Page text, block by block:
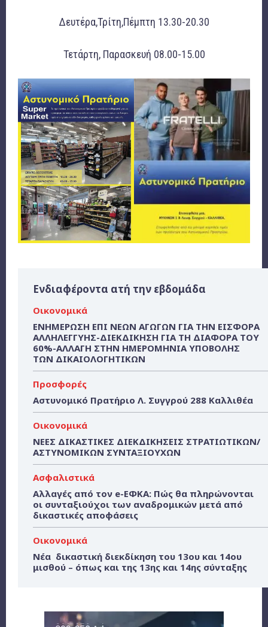
Δευτέρα,Τρίτη,Πέμπτη 13.30-20.30
Τετάρτη, Παρασκευή 08.00-15.00
Ενδιαφέροντα ατή την εβδομάδα
Οικονομικά
ΕΝΗΜΕΡΩΣΗ ΕΠΙ ΝΕΩΝ ΑΓΩΓΩΝ ΓΙΑ ΤΗΝ ΕΙΣΦΟΡΑ
ΑΛΛΗΛΕΓΓΥΗΣ-ΔΙΕΚΔΙΚΗΣΗ ΓΙΑ ΤΗ ΔΙΑΦΟΡΑ ΤΟΥ
60%-ΑΛΛΑΓΗ ΣΤΗΝ ΗΜΕΡΟΜΗΝΙΑ ΥΠΟΒΟΛΗΣ
ΤΩΝ ΔΙΚΑΙΟΛΟΓΗΤΙΚΩΝ
Προσφορές
Αστυνομικό Πρατήριο Λ. Συγγρού 288 Καλλιθέα
Οικονομικά
ΝΕΕΣ ΔΙΚΑΣΤΙΚΕΣ ΔΙΕΚΔΙΚΗΣΕΙΣ ΣΤΡΑΤΙΩΤΙΚΩΝ/
ΑΣΤΥΝΟΜΙΚΩΝ ΣΥΝΤΑΞΙΟΥΧΩΝ
Ασφαλιστικά
Αλλαγές από τον e-ΕΦΚΑ: Πώς θα πληρώνονται
οι συνταξιούχοι των αναδρομικών μετά από
δικαστικές αποφάσεις
Οικονομικά
Νέα δικαστική διεκδίκηση του 13ου και 14ου
μισθού – όπως και της 13ης και 14ης σύνταξης